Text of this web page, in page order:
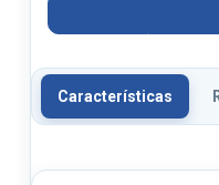
Características